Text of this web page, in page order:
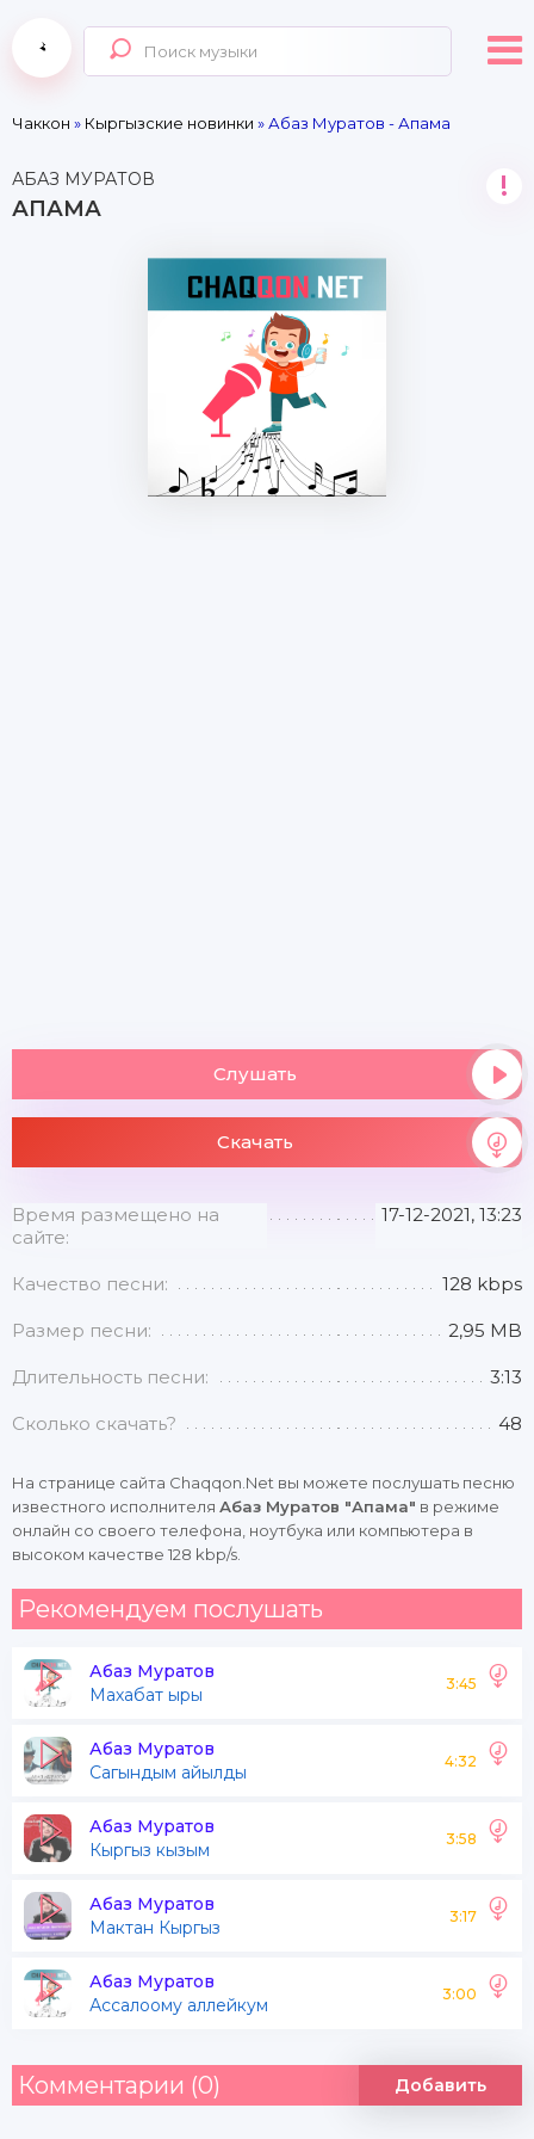
Чаккон » Кыргызские новинки » Абаз Муратов - Апама
АБАЗ МУРАТОВ
АПАМА
!
Слушать
Скачать
Время размещено на
сайте:
17-12-2021, 13:23
Качество песни: 128 kbps
Размер песни: 2,95 MB
Длительность песни: 3:13
Сколько скачать? 48
На странице сайта Chaqqon.Net вы можете послушать песню
известного исполнителя Абаз Муратов "Апама" в режиме
онлайн со своего телефона, ноутбука или компьютера в
высоком качестве 128 kbp/s.
Рекомендуем послушать
Абаз Муратов
Махабат ыры
3:45
Абаз Муратов
Сагындым айылды
4:32
Абаз Муратов
Кыргыз кызым
3:58
Абаз Муратов
Мактан Кыргыз
3:17
Абаз Муратов
Ассалоому аллейкум
3:00
Комментарии (0) Добавить